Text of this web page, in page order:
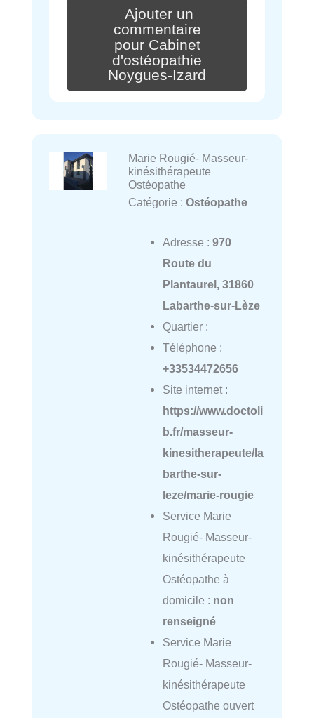
Ajouter un
commentaire
pour Cabinet
d'ostéopathie
Noygues-Izard
Marie Rougié- Masseur-
kinésithérapeute
Ostéopathe
Catégorie : Ostéopathe
Adresse : 970
Route du
Plantaurel, 31860
Labarthe-sur-Lèze
Quartier :
Téléphone :
+33534472656
Site internet :
https://www.doctoli
b.fr/masseur-
kinesitherapeute/la
barthe-sur-
leze/marie-rougie
Service Marie
Rougié- Masseur-
kinésithérapeute
Ostéopathe à
domicile : non
renseigné
Service Marie
Rougié- Masseur-
kinésithérapeute
Ostéopathe ouvert